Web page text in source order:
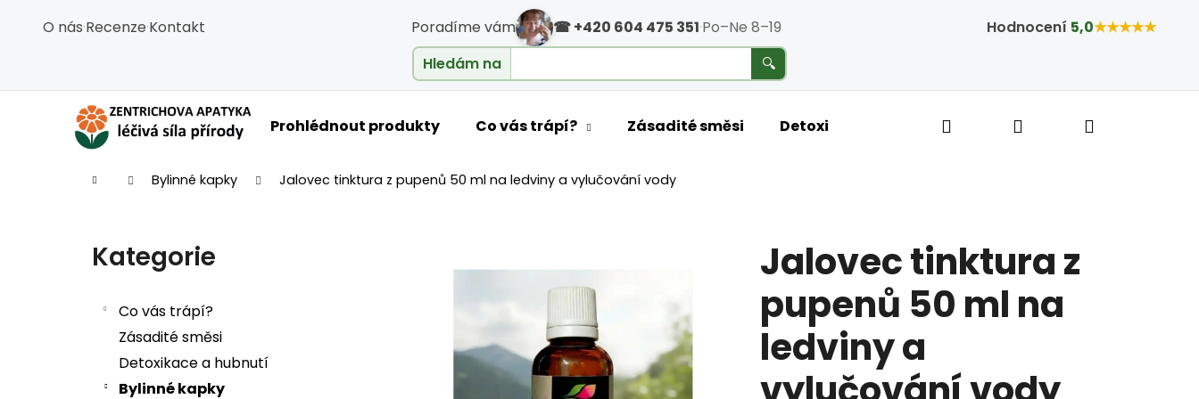
O nás·Recenze·Kontakt Poradíme vám ☎ +420 604 475 351·Po–Ne 8–19 Hodnocení 5,0★★★★★
Hledám na
🔍
Prohlédnout produkty Co vás trápí? Zásadité směsi Detoxikace a hubnutí Bylinné kapky
Hledat PřihlášeníNákupní
Domů Bylinné kapky Jalovec tinktura z pupenů 50 ml na ledviny a vylučování vody
Přeskočit kategorie
Kategorie
Co vás trápí?
Zásadité směsi
Detoxikace a hubnutí
Bylinné kapky
Jalovec tinktura z
pupenů 50 ml na
ledviny a
Košík
Co potřebujete najít?
Doporučujeme